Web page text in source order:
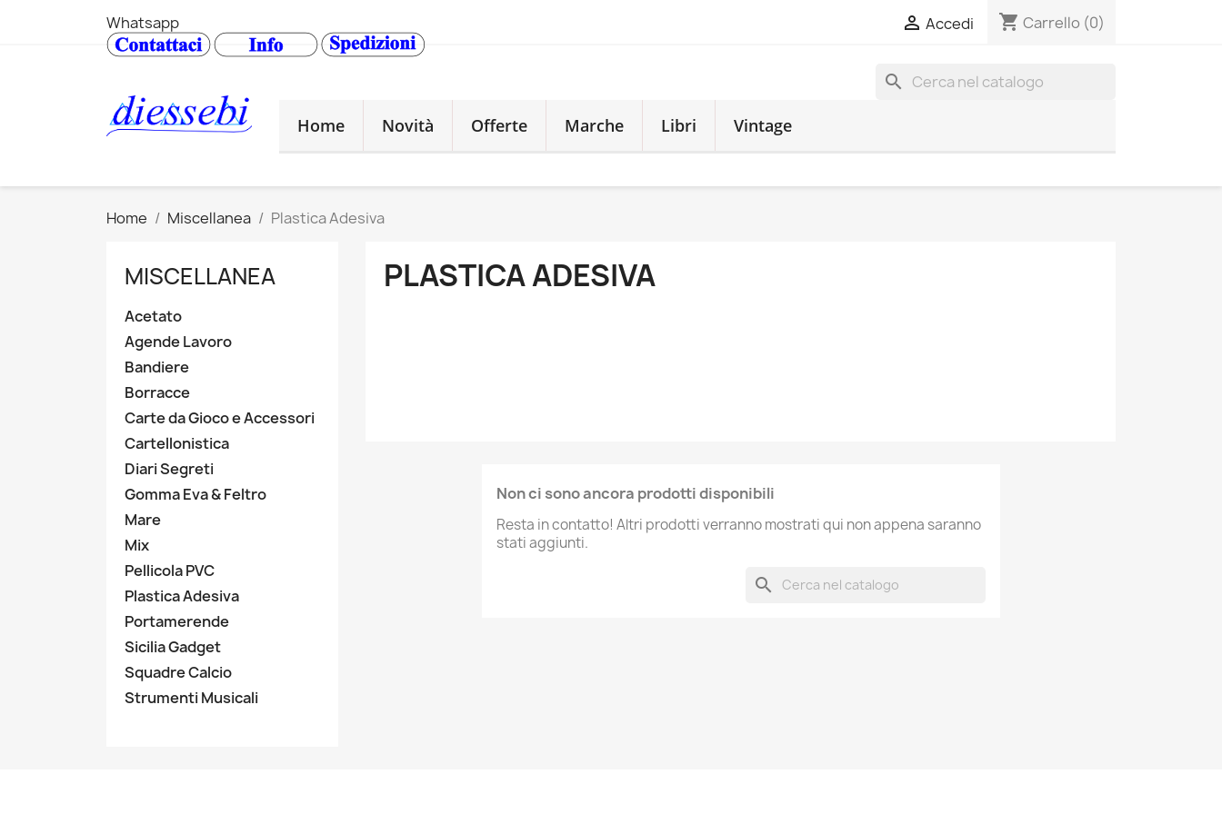
Whatsapp  Accedi shopping_cart Carrello (0)
search
Home
Novità Offerte Marche Libri Vintage
Home Miscellanea Plastica Adesiva
MISCELLANEA
Acetato
Agende Lavoro
Bandiere
Borracce
Carte da Gioco e Accessori
Cartellonistica
Diari Segreti
Gomma Eva & Feltro
Mare
Mix
Pellicola PVC
Plastica Adesiva
Portamerende
Sicilia Gadget
Squadre Calcio
Strumenti Musicali
PLASTICA ADESIVA
Non ci sono ancora prodotti disponibili
Resta in contatto! Altri prodotti verranno mostrati qui non appena saranno
stati aggiunti.
search